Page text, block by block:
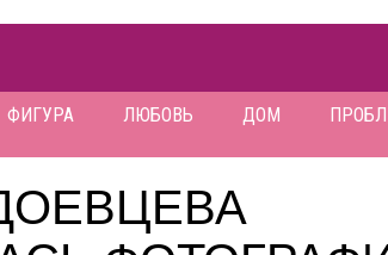
ФИГУРА ЛЮБОВЬ ДОМ